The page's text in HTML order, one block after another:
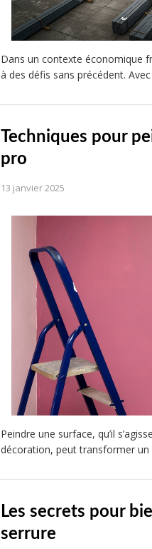
Dans un contexte économique
à des défis sans précédent.
Techniques pour
pro
13 janvier 2025
Peindre une surface, qu’il
décoration, peut transformer
Les secrets pour
serrure